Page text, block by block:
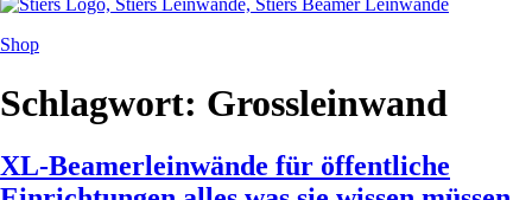
Shop
Schlagwort: Grossleinwand
XL-Beamerleinwände für öffentliche